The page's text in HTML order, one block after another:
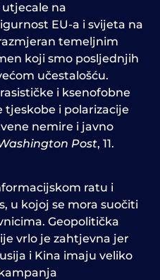
na
EU-a i svijeta na
temeljnim
koji smo posljednjih
učestalošću.
i ksenofobne
tjeskobe i polarizacije
nemire i javno
Post, 11.
ratu i
u kojoj se mora suočiti
Geopolitička
vrlo je zahtjevna jer
i Kina imaju veliko